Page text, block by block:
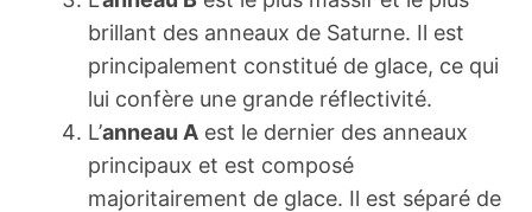
brillant des anneaux de Saturne. Il est
principalement constitué de glace, ce qui
lui confère une grande réflectivité.
L’anneau A est le dernier des anneaux
principaux et est composé
majoritairement de glace. Il est séparé de